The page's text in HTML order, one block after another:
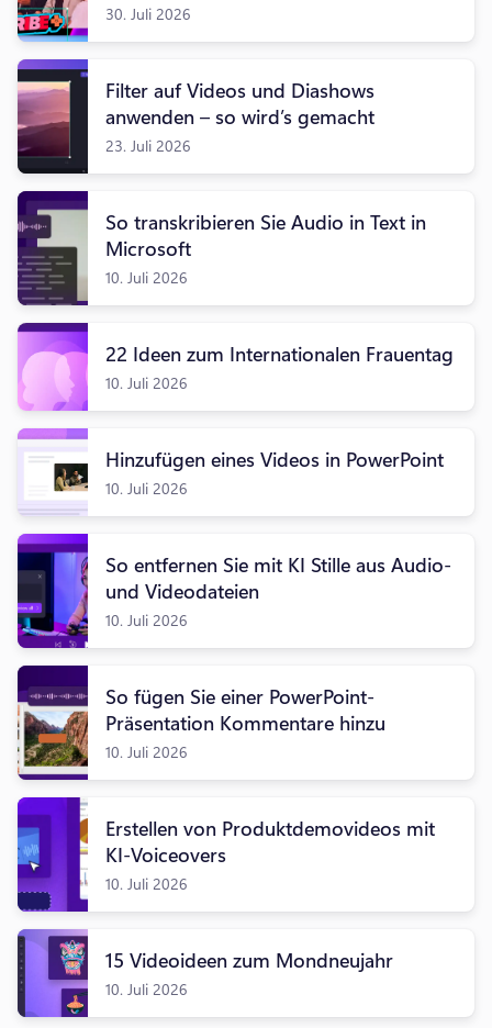
30. Juli 2026
Filter auf Videos und Diashows
anwenden – so wird’s gemacht
23. Juli 2026
So transkribieren Sie Audio in Text in
Microsoft
10. Juli 2026
22 Ideen zum Internationalen Frauentag
10. Juli 2026
Hinzufügen eines Videos in PowerPoint
10. Juli 2026
So entfernen Sie mit KI Stille aus Audio-
und Videodateien
10. Juli 2026
So fügen Sie einer PowerPoint-
Präsentation Kommentare hinzu
10. Juli 2026
Erstellen von Produktdemovideos mit
KI-Voiceovers
10. Juli 2026
15 Videoideen zum Mondneujahr
10. Juli 2026